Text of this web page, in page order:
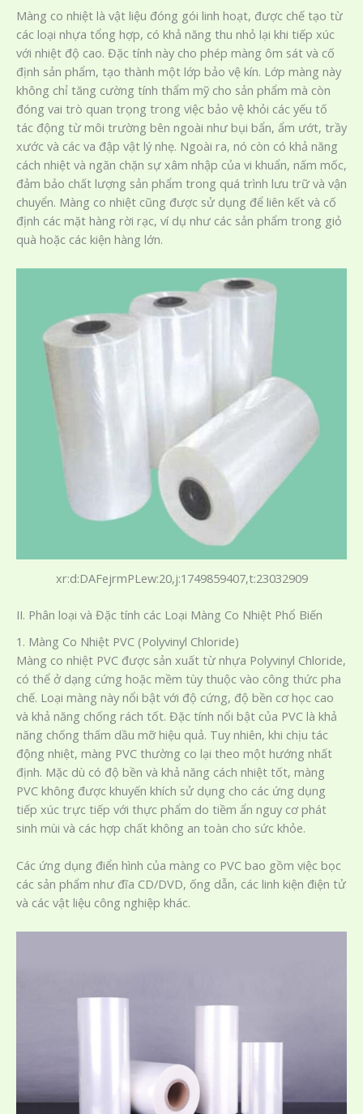
Màng co nhiệt là vật liệu đóng gói linh hoạt, được chế tạo từ
các loại nhựa tổng hợp, có khả năng thu nhỏ lại khi tiếp xúc
với nhiệt độ cao. Đặc tính này cho phép màng ôm sát và cố
định sản phẩm, tạo thành một lớp bảo vệ kín. Lớp màng này
không chỉ tăng cường tính thẩm mỹ cho sản phẩm mà còn
đóng vai trò quan trọng trong việc bảo vệ khỏi các yếu tố
tác động từ môi trường bên ngoài như bụi bẩn, ẩm ướt, trầy
xước và các va đập vật lý nhẹ. Ngoài ra, nó còn có khả năng
cách nhiệt và ngăn chặn sự xâm nhập của vi khuẩn, nấm mốc,
đảm bảo chất lượng sản phẩm trong quá trình lưu trữ và vận
chuyển. Màng co nhiệt cũng được sử dụng để liên kết và cố
định các mặt hàng rời rạc, ví dụ như các sản phẩm trong giỏ
quà hoặc các kiện hàng lớn.
xr:d:DAFejrmPLew:20,j:1749859407,t:23032909
II. Phân loại và Đặc tính các Loại Màng Co Nhiệt Phổ Biến
1. Màng Co Nhiệt PVC (Polyvinyl Chloride)
Màng co nhiệt PVC được sản xuất từ nhựa Polyvinyl Chloride,
có thể ở dạng cứng hoặc mềm tùy thuộc vào công thức pha
chế. Loại màng này nổi bật với độ cứng, độ bền cơ học cao
và khả năng chống rách tốt. Đặc tính nổi bật của PVC là khả
năng chống thấm dầu mỡ hiệu quả. Tuy nhiên, khi chịu tác
động nhiệt, màng PVC thường co lại theo một hướng nhất
định. Mặc dù có độ bền và khả năng cách nhiệt tốt, màng
PVC không được khuyến khích sử dụng cho các ứng dụng
tiếp xúc trực tiếp với thực phẩm do tiềm ẩn nguy cơ phát
sinh mùi và các hợp chất không an toàn cho sức khỏe.
Các ứng dụng điển hình của màng co PVC bao gồm việc bọc
các sản phẩm như đĩa CD/DVD, ống dẫn, các linh kiện điện tử
và các vật liệu công nghiệp khác.